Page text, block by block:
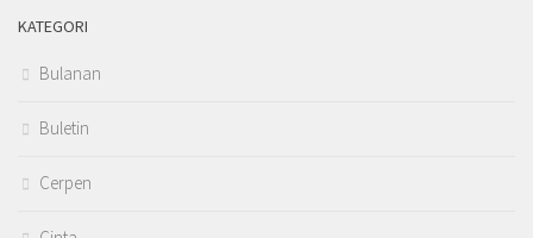
KATEGORI
Bulanan
Buletin
Cerpen